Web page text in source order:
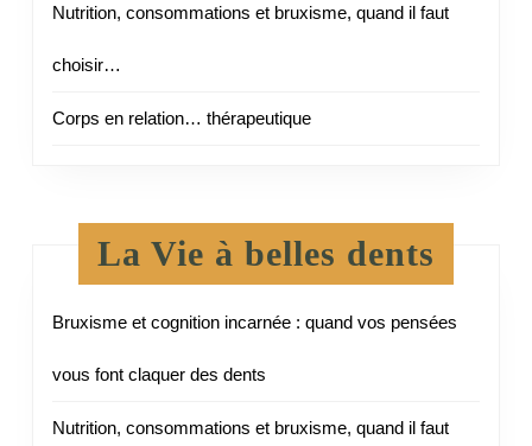
Nutrition, consommations et bruxisme, quand il faut
choisir…
Corps en relation… thérapeutique
La Vie à belles dents
Bruxisme et cognition incarnée : quand vos pensées
vous font claquer des dents
Nutrition, consommations et bruxisme, quand il faut